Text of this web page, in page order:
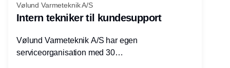
Vølund Varmeteknik A/S
Intern tekniker til kundesupport
Vølund Varmeteknik A/S har egen
serviceorganisation med 30